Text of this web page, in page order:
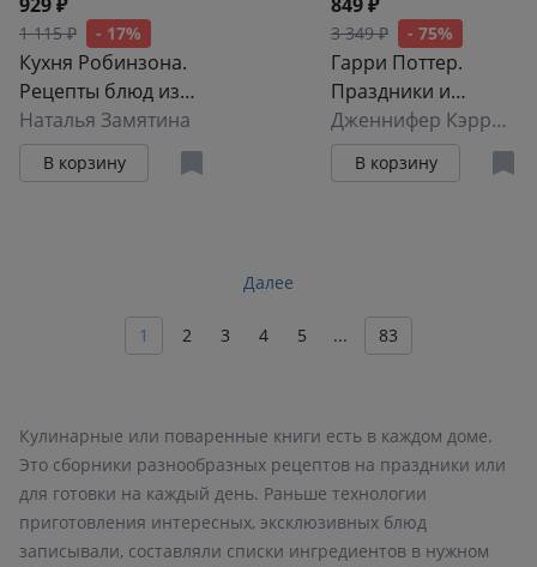
1 115 ₽ - 17%
Кухня Робинзона.
Рецепты блюд из
дикорастущих и
декоративных
растений
Наталья Замятина
В корзину
3 349 ₽ - 75%
Гарри Поттер.
Праздники и
пиршества.
Официальная книга
по мотивам
Дженнифер Кэрролл
В корзину
1 2 3 4 5 ... 83
Далее
Кулинарные или поваренные книги есть в каждом доме.
Это сборники разнообразных рецептов на праздники или
для готовки на каждый день. Раньше технологии
приготовления интересных, эксклюзивных блюд
записывали, составляли списки ингредиентов в нужном